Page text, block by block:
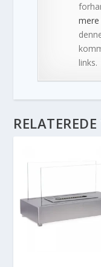
links.